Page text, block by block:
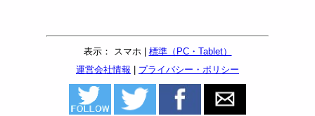
表示： スマホ | 標準（PC・Tablet）
運営会社情報 | プライバシー・ポリシー